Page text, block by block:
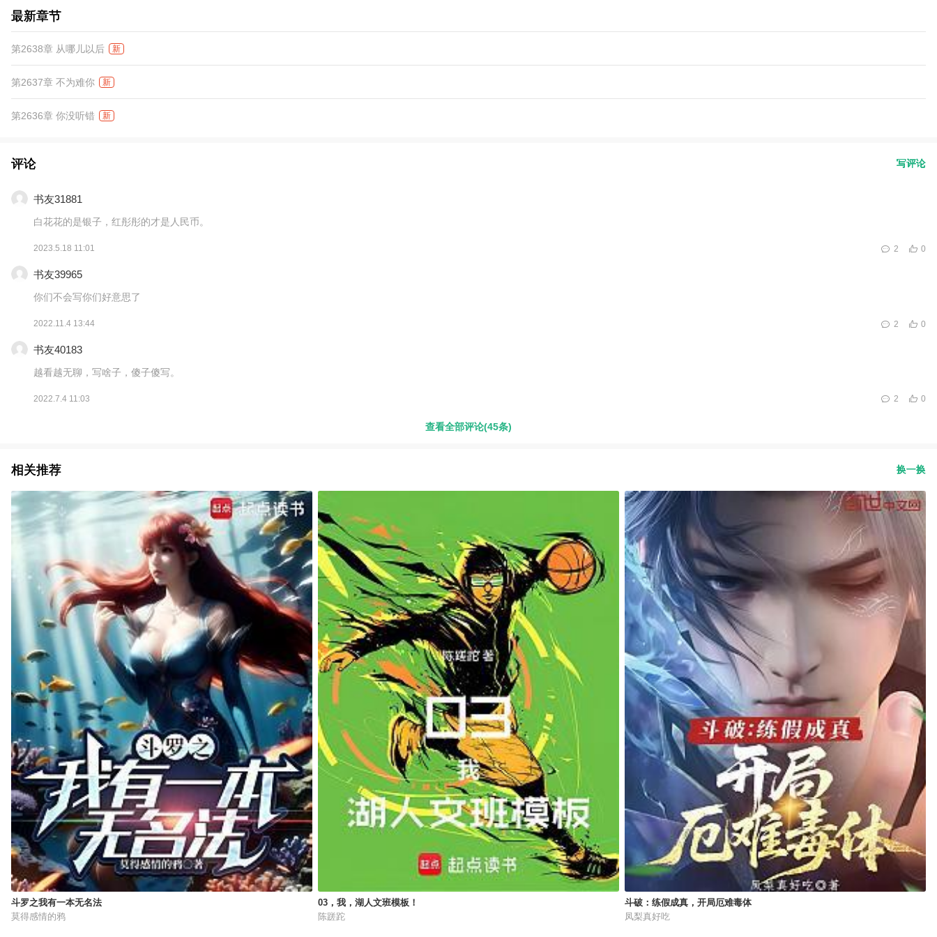
最新章节
第2638章 从哪儿以后 新
第2637章 不为难你 新
第2636章 你没听错 新
评论 写评论
书友31881
白花花的是银子，红彤彤的才是人民币。
2023.5.18 11:01 0
2
书友39965
你们不会写你们好意思了
2022.11.4 13:44 0
2
书友40183
越看越无聊，写啥子，傻子傻写。
2022.7.4 11:03 0
2
查看全部评论(45条)
相关推荐 换一换
斗罗之我有一本无名法
莫得感情的鸦
03，我，湖人文班模板！
陈蹉跎
斗破：练假成真，开局厄难毒体
凤梨真好吃